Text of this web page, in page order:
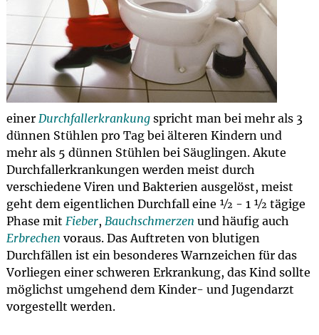
einer Durchfallerkrankungspricht man bei mehr als 3
dünnen Stühlen pro Tag bei älteren Kindern und
mehr als 5 dünnen Stühlen bei Säuglingen. Akute
Durchfallerkrankungen werden meist durch
verschiedene Viren und Bakterien ausgelöst, meist
geht dem eigentlichen Durchfall eine ½ - 1 ½ tägige
Phase mit Fieber, Bauchschmerzen und häufig auch
Erbrechen voraus. Das Auftreten von blutigen
Durchfällen ist ein besonderes Warnzeichen für das
Vorliegen einer schweren Erkrankung, das Kind sollte
möglichst umgehend dem Kinder- und Jugendarzt
vorgestellt werden.